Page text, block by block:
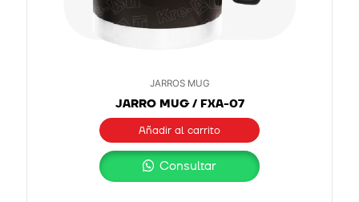
JARROS MUG
JARRO MUG / FXA-07
Añadir al carrito
Consultar